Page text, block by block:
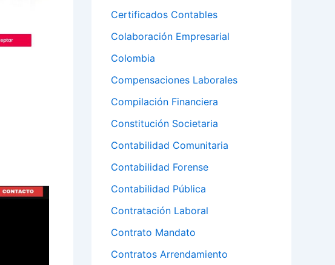
Certificados Contables
Colaboración Empresarial
Colombia
Compensaciones Laborales
Compilación Financiera
Constitución Societaria
Contabilidad Comunitaria
Contabilidad Forense
Contabilidad Pública
Contratación Laboral
Contrato Mandato
Contratos Arrendamiento